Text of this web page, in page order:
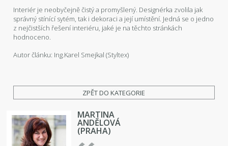
Interiér je neobyčejně čistý a promyšlený. Designérka zvolila jak
správný stínící sytém, tak i dekoraci a její umístění. Jedná se o jedno
z nejčistších řešení interiéru, jaké je na těchto stránkách
hodnoceno.
Autor článku: Ing.Karel Smejkal (Styltex)
ZPĚT DO KATEGORIE
MARTINA
ANDĚLOVÁ
(PRAHA)